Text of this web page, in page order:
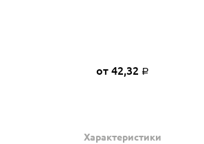
от 42,32 Р
Характеристики